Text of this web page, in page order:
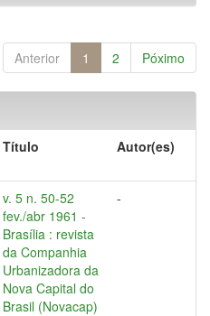
Anterior 1 2 Póximo
Título Autor(es)
v. 5 n. 50-52
fev./abr 1961 -
Brasília : revista
da Companhia
Urbanizadora da
Nova Capital do
Brasil (Novacap)
-